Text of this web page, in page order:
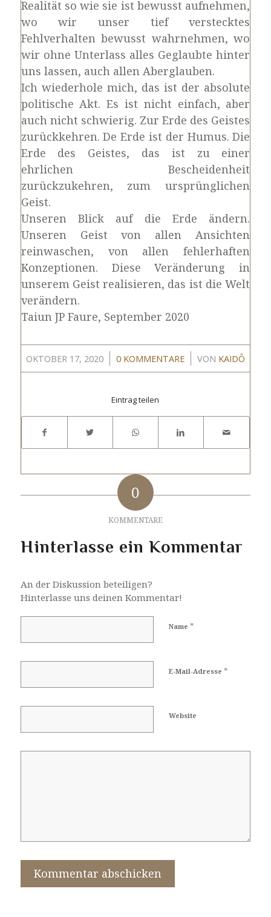
Realität so wie sie ist bewusst aufnehmen,
wo wir unser tief verstecktes
Fehlverhalten bewusst wahrnehmen, wo
wir ohne Unterlass alles Geglaubte hinter
uns lassen, auch allen Aberglauben.
Ich wiederhole mich, das ist der absolute
politische Akt. Es ist nicht einfach, aber
auch nicht schwierig. Zur Erde des Geistes
zurückkehren. De Erde ist der Humus. Die
Erde des Geistes, das ist zu einer
ehrlichen Bescheidenheit
zurückzukehren, zum ursprünglichen
Geist.
Unseren Blick auf die Erde ändern.
Unseren Geist von allen Ansichten
reinwaschen, von allen fehlerhaften
Konzeptionen. Diese Veränderung in
unserem Geist realisieren, das ist die Welt
verändern.
Taiun JP Faure, September 2020
OKTOBER 17, 2020
/ 0 KOMMENTARE
/ VON KAIDÔ
Eintrag teilen
0
KOMMENTARE
Hinterlasse ein Kommentar
An der Diskussion beteiligen?
Hinterlasse uns deinen Kommentar!
Name *
E-Mail-Adresse *
Website